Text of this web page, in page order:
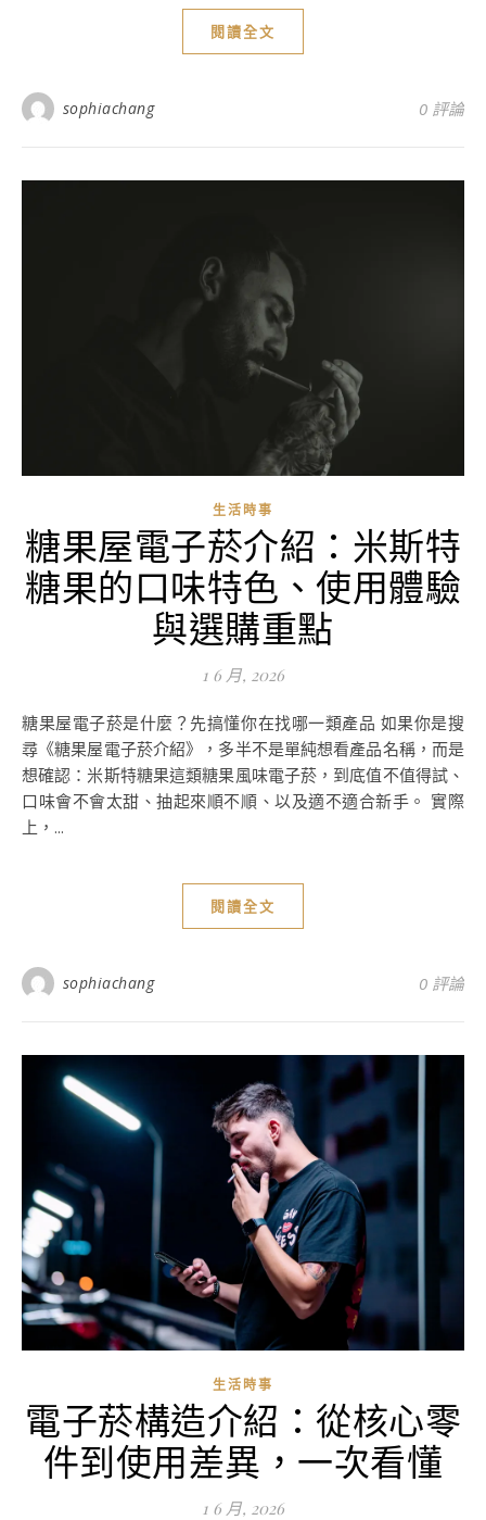
閱讀全文
sophiachang 0 評論
生活時事
糖果屋電子菸介紹：米斯特
糖果的口味特色、使用體驗
與選購重點
1 6 月, 2026
糖果屋電子菸是什麼？先搞懂你在找哪一類產品 如果你是搜
尋《糖果屋電子菸介紹》，多半不是單純想看產品名稱，而是
想確認：米斯特糖果這類糖果風味電子菸，到底值不值得試、
口味會不會太甜、抽起來順不順、以及適不適合新手。 實際
上，...
閱讀全文
sophiachang 0 評論
生活時事
電子菸構造介紹：從核心零
件到使用差異，一次看懂
1 6 月, 2026